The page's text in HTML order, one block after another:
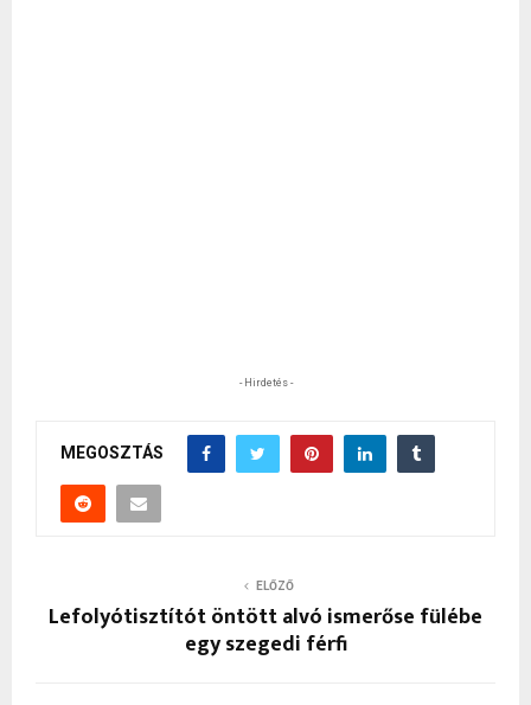
- Hirdetés -
MEGOSZTÁS
ELŐZŐ
Lefolyótisztítót öntött alvó ismerőse fülébe
egy szegedi férfi